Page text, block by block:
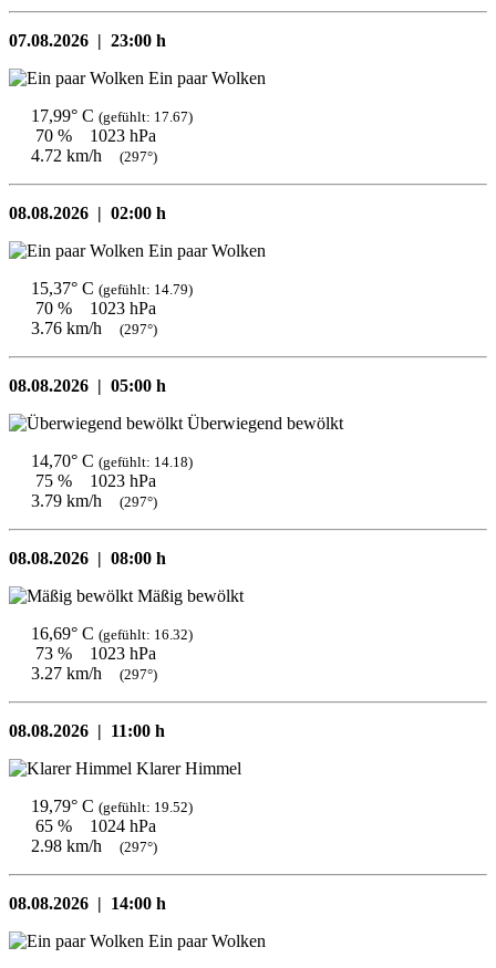
07.08.2026 | 23:00 h
Ein paar Wolken
17,99° C (gefühlt: 17.67)
70 %
1023 hPa
4.72 km/h
(297°)
08.08.2026 | 02:00 h
Ein paar Wolken
15,37° C (gefühlt: 14.79)
70 %
1023 hPa
3.76 km/h
(297°)
08.08.2026 | 05:00 h
Überwiegend bewölkt
14,70° C (gefühlt: 14.18)
75 %
1023 hPa
3.79 km/h
(297°)
08.08.2026 | 08:00 h
Mäßig bewölkt
16,69° C (gefühlt: 16.32)
73 %
1023 hPa
3.27 km/h
(297°)
08.08.2026 | 11:00 h
Klarer Himmel
19,79° C (gefühlt: 19.52)
65 %
1024 hPa
2.98 km/h
(297°)
08.08.2026 | 14:00 h
Ein paar Wolken